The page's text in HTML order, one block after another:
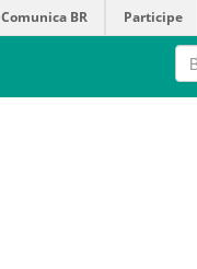
Comunica BR Participe